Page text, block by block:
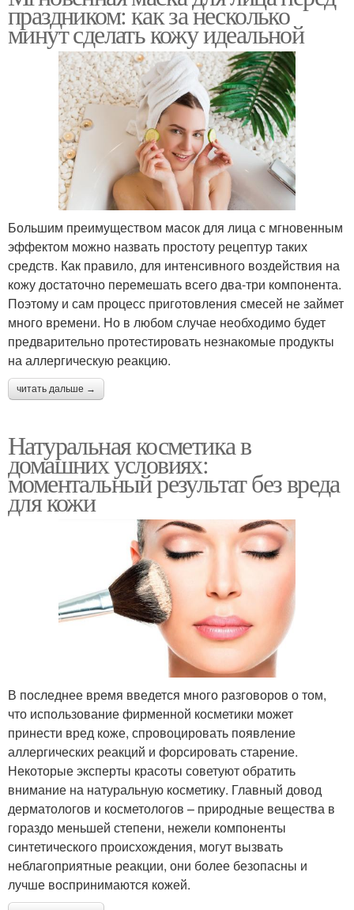
праздником: как за несколько
минут сделать кожу идеальной
Большим преимуществом масок для лица с мгновенным
эффектом можно назвать простоту рецептур таких
средств. Как правило, для интенсивного воздействия на
кожу достаточно перемешать всего два-три компонента.
Поэтому и сам процесс приготовления смесей не займет
много времени. Но в любом случае необходимо будет
предварительно протестировать незнакомые продукты
на аллергическую реакцию.
читать дальше →
Натуральная косметика в
домашних условиях:
моментальный результат без вреда
для кожи
В последнее время введется много разговоров о том,
что использование фирменной косметики может
принести вред коже, спровоцировать появление
аллергических реакций и форсировать старение.
Некоторые эксперты красоты советуют обратить
внимание на натуральную косметику. Главный довод
дерматологов и косметологов – природные вещества в
гораздо меньшей степени, нежели компоненты
синтетического происхождения, могут вызвать
неблагоприятные реакции, они более безопасны и
лучше воспринимаются кожей.